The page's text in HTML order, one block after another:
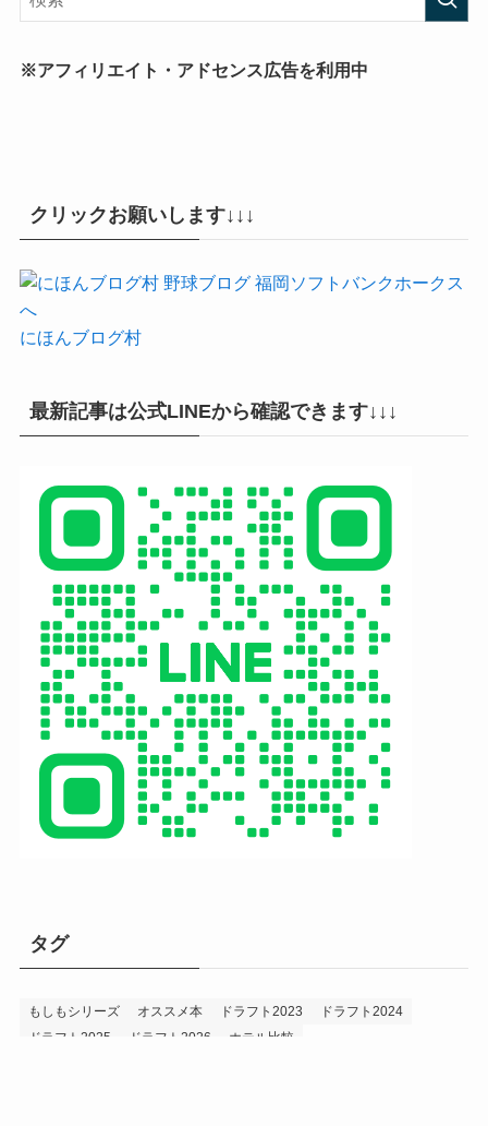
※アフィリエイト・アドセンス広告を利用中
クリックお願いします↓↓↓
にほんブログ村
最新記事は公式LINEから確認できます↓↓↓
タグ
もしもシリーズ オススメ本 ドラフト2023
ドラフト2024
ドラフト2025
ドラフト2026
ホテル比較